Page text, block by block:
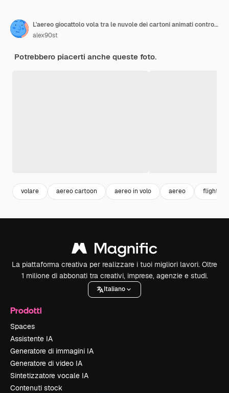
L'aereo giocattolo vola tra le nuvole dei cartoni animati contro il cielo
alex90st
Potrebbero piacerti anche queste foto.
volare aereo cartoon aereo in volo aereo flight
La piattaforma creativa per realizzare i tuoi migliori lavori. Oltre
1 milione di abbonati tra creativi, imprese, agenzie e studi.
Italiano
Prodotti
Spaces
Assistente IA
Generatore di immagini IA
Generatore di video IA
Sintetizzatore vocale IA
Contenuti stock